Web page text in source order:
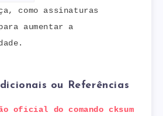
como assinaturas
aumentar a
ou Referências
oficial do comando cksum